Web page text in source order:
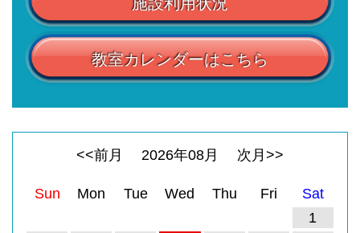
教室カレンダーはこちら
<<前月 2026年08月 次月>>
Sun Mon Tue Wed Thu Fri
Sat
1